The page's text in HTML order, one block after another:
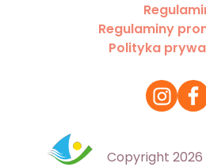
Regulaminy
Polityka
Copyright 2026